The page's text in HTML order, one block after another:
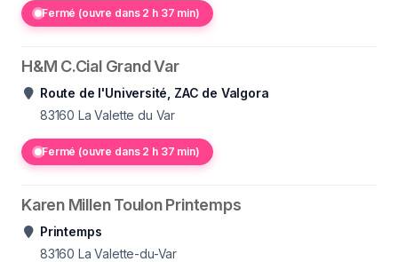
Fermé (ouvre dans 2 h 37 min)
H&M C.Cial Grand Var
Route de l'Université, ZAC de Valgora
83160 La Valette du Var
Fermé (ouvre dans 2 h 37 min)
Karen Millen Toulon Printemps
Printemps
83160 La Valette-du-Var